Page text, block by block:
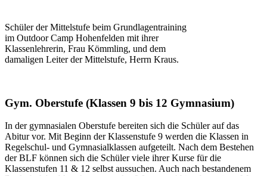
Schüler der Mittelstufe beim Grundlagentraining
im Outdoor Camp Hohenfelden mit ihrer
Klassenlehrerin, Frau Kömmling, und dem
damaligen Leiter der Mittelstufe, Herrn Kraus.
Gym. Oberstufe (Klassen 9 bis 12 Gymnasium)
In der gymnasialen Oberstufe bereiten sich die Schüler auf das
Abitur vor. Mit Beginn der Klassenstufe 9 werden die Klassen in
Regelschul- und Gymnasialklassen aufgeteilt. Nach dem Bestehen
der BLF können sich die Schüler viele ihrer Kurse für die
Klassenstufen 11 & 12 selbst aussuchen. Auch nach bestandenem